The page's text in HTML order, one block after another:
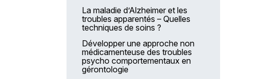
La maladie d’Alzheimer et les
troubles apparentés – Quelles
techniques de soins ?
Développer une approche non
médicamenteuse des troubles
psycho comportementaux en
gérontologie